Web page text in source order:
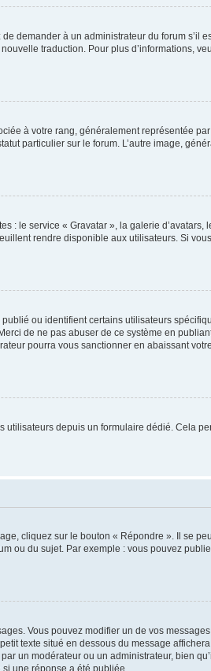
demander à un administrateur du forum s’il
traduction. Pour plus d’informations,
à votre rang, généralement représentée
particulier sur le forum. L’autre image,
: le service « Gravatar », la galerie d’avatars,
rendre disponible aux utilisateurs. Si
ou identifient certains utilisateurs
de ne pas abuser de ce système en
pourra vous sanctionner en abaissant
depuis un formulaire dédié. Cela
cliquez sur le bouton « Répondre ». Il se
ou du sujet. Par exemple : vous pouvez
Vous pouvez modifier un de vos
texte situé en dessous du message
un modérateur ou un administrateur, bien
une réponse a été publiée.